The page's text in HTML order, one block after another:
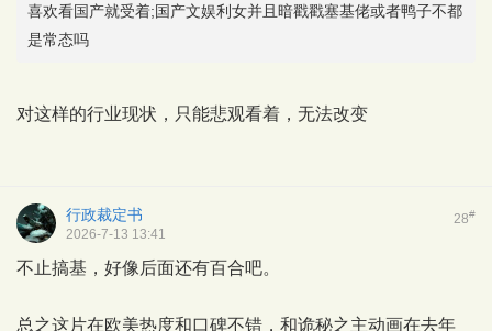
喜欢看国产就受着;国产文娱利女并且暗戳戳塞基佬或者鸭子不都
是常态吗
对这样的行业现状，只能悲观看着，无法改变
28#
行政裁定书
2026-7-13 13:41
不止搞基，好像后面还有百合吧。
总之这片在欧美热度和口碑不错，和诡秘之主动画在去年